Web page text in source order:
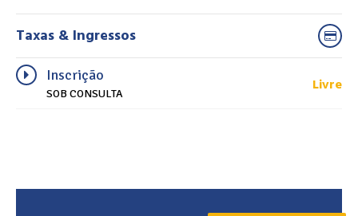
Taxas & Ingressos
Inscrição
SOB CONSULTA Livre